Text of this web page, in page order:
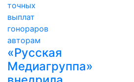
«Русская
Медиагруппа»